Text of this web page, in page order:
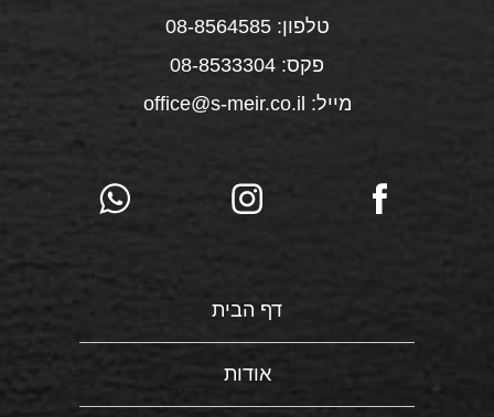
טלפון: 08-8564585
פקס: 08-8533304
מייל: office@s-meir.co.il
דף הבית
אודות